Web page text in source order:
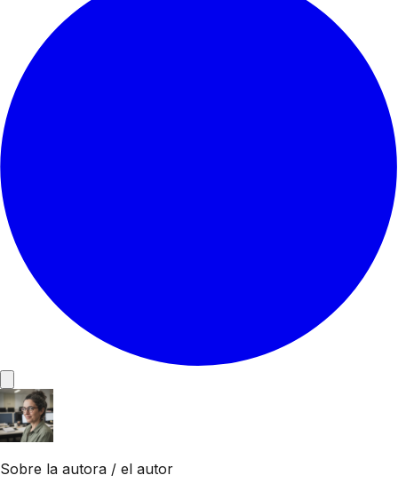
Sobre la autora / el autor